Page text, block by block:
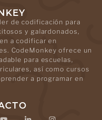
de codificación para
y galardonados,
a codificar en
CodeMonkey ofrece un
para escuelas,
así como cursos
a programar en